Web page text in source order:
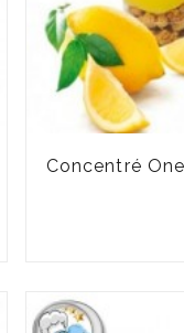
Concentré